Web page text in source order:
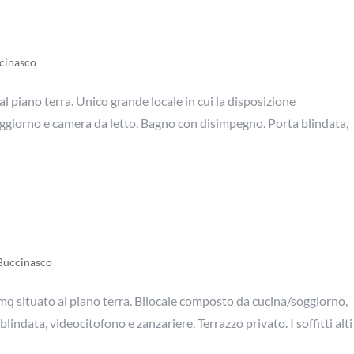
piano terra. Unico grande locale in cui la disposizione
e camera da letto. Bagno con disimpegno. Porta blindata,
situato al piano terra. Bilocale composto da cucina/soggiorno,
videocitofono e zanzariere. Terrazzo privato. I soffitti alti